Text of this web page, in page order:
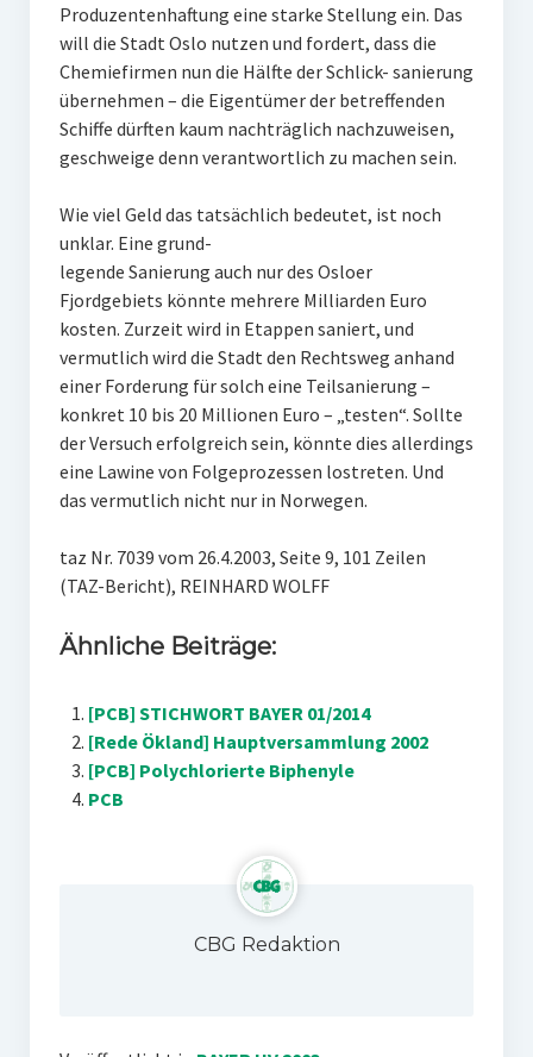
Produzentenhaftung eine starke Stellung ein. Das
will die Stadt Oslo nutzen und fordert, dass die
Chemiefirmen nun die Hälfte der Schlick- sanierung
übernehmen – die Eigentümer der betreffenden
Schiffe dürften kaum nachträglich nachzuweisen,
geschweige denn verantwortlich zu machen sein.
Wie viel Geld das tatsächlich bedeutet, ist noch
unklar. Eine grund-
legende Sanierung auch nur des Osloer
Fjordgebiets könnte mehrere Milliarden Euro
kosten. Zurzeit wird in Etappen saniert, und
vermutlich wird die Stadt den Rechtsweg anhand
einer Forderung für solch eine Teilsanierung –
konkret 10 bis 20 Millionen Euro – „testen“. Sollte
der Versuch erfolgreich sein, könnte dies allerdings
eine Lawine von Folgeprozessen lostreten. Und
das vermutlich nicht nur in Norwegen.
taz Nr. 7039 vom 26.4.2003, Seite 9, 101 Zeilen
(TAZ-Bericht), REINHARD WOLFF
Ähnliche Beiträge:
[PCB] STICHWORT BAYER 01/2014
[Rede Ökland] Hauptversammlung 2002
[PCB] Polychlorierte Biphenyle
PCB
CBG Redaktion